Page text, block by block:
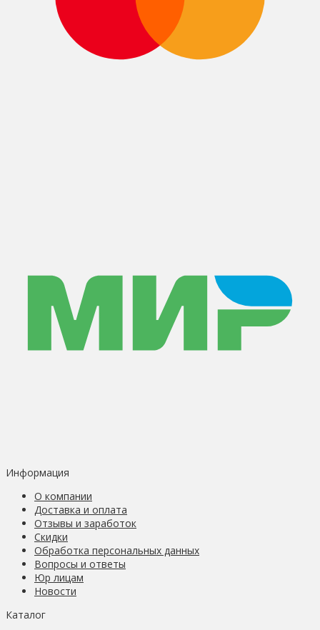
Информация
О компании
Доставка и оплата
Отзывы и заработок
Скидки
Обработка персональных данных
Вопросы и ответы
Юр лицам
Новости
Каталог